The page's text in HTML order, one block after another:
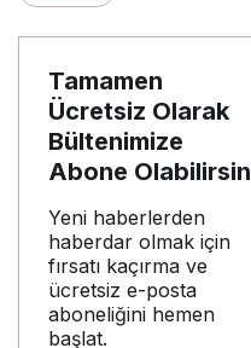
Tamamen
Ücretsiz Olarak
Bültenimize
Abone Olabilirsin
Yeni haberlerden
haberdar olmak için
fırsatı kaçırma ve
ücretsiz e-posta
aboneliğini hemen
başlat.